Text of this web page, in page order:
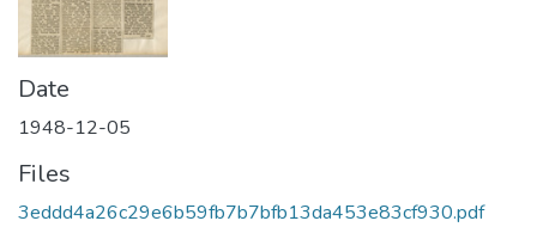
Date
1948-12-05
Files
3eddd4a26c29e6b59fb7b7bfb13da453e83cf930.pdf